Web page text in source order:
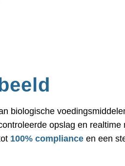
biologische
opslag en
100% compliance en een